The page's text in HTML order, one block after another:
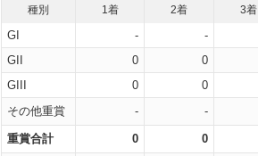
種別 1着 2着 3着
GI - -
GII
0 0
GIII
0 0
その他重賞
- -
重賞合計 0 0